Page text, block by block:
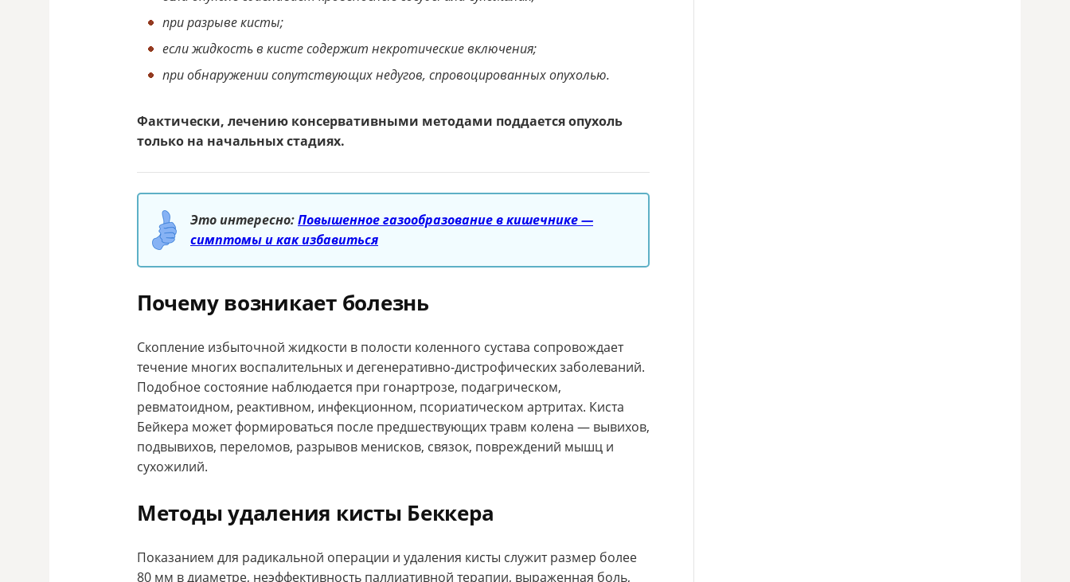
при разрыве кисты;
если жидкость в кисте содержит некротические включения;
при обнаружении сопутствующих недугов, спровоцированных опухолью.
Фактически, лечению консервативными методами поддается опухоль
только на начальных стадиях.
Это интересно:Повышенное газообразование в кишечнике —
симптомы и как избавиться
Почему возникает болезнь
Скопление избыточной жидкости в полости коленного сустава сопровождает
течение многих воспалительных и дегенеративно-дистрофических заболеваний.
Подобное состояние наблюдается при гонартрозе, подагрическом,
ревматоидном, реактивном, инфекционном, псориатическом артритах. Киста
Бейкера может формироваться после предшествующих травм колена — вывихов,
подвывихов, переломов, разрывов менисков, связок, повреждений мышц и
сухожилий.
Методы удаления кисты Беккера
Показанием для радикальной операции и удаления кисты служит размер более
80 мм в диаметре, неэффективность паллиативной терапии, выраженная боль,